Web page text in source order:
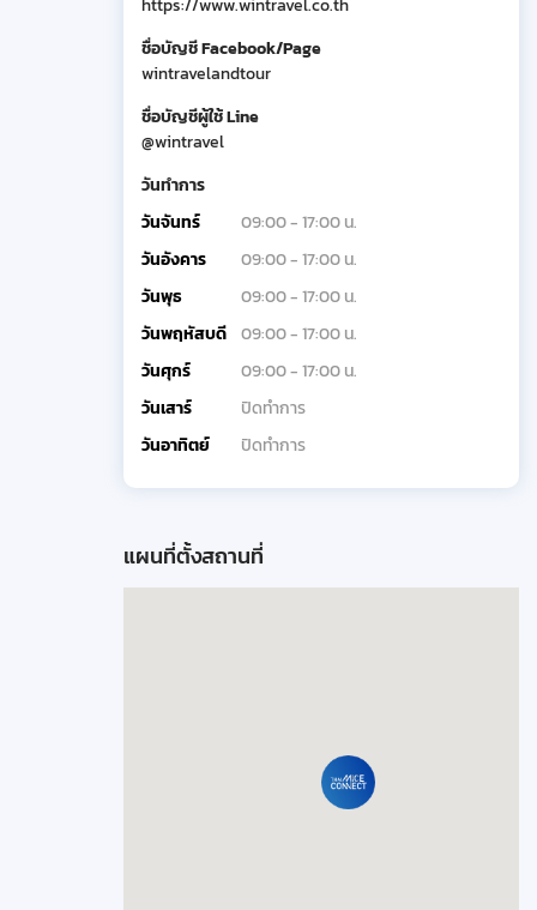
https://www.wintravel.co.th
ชื่อบัญชี Facebook/Page
wintravelandtour
ชื่อบัญชีผู้ใช้ Line
@wintravel
วันทำการ
วันจันทร์
09:00 - 17:00 น.
วันอังคาร
09:00 - 17:00 น.
วันพุธ
09:00 - 17:00 น.
วันพฤหัสบดี 09:00 - 17:00 น.
วันศุกร์
09:00 - 17:00 น.
วันเสาร์
ปิดทำการ
วันอาทิตย์
ปิดทำการ
แผนที่ตั้งสถานที่